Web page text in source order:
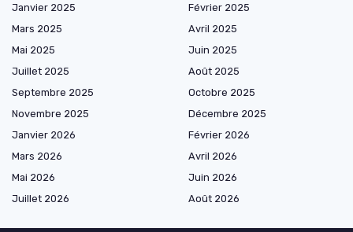
Janvier 2025
Février 2025
Mars 2025
Avril 2025
Mai 2025
Juin 2025
Juillet 2025
Août 2025
Septembre 2025
Octobre 2025
Novembre 2025
Décembre 2025
Janvier 2026
Février 2026
Mars 2026
Avril 2026
Mai 2026
Juin 2026
Juillet 2026
Août 2026